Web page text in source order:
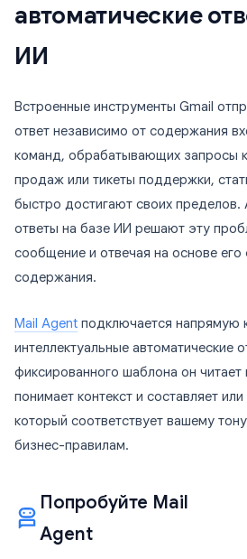
автоматические
ИИ
Встроенные инструменты Gmail
ответ независимо от содержания
команд, обрабатывающих запросы
продаж или тикеты поддержки,
быстро достигают своих пределов.
ответы на базе ИИ решают эту
сообщение и отвечая на основе его
содержания.
Mail Agent подключается напрямую
интеллектуальные автоматические
фиксированного шаблона он
понимает контекст и составляет
который соответствует вашему
бизнес-правилам.
Попробуйте Mail
Agent